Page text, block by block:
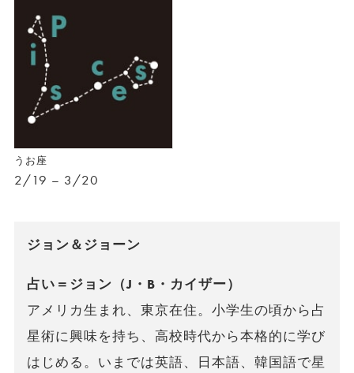
うお座
2/19 – 3/20
ジョン＆ジョーン
占い＝ジョン（J・B・カイザー）
アメリカ生まれ、東京在住。小学生の頃から占
星術に興味を持ち、高校時代から本格的に学び
はじめる。いまでは英語、日本語、韓国語で星